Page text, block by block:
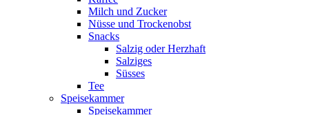
Milch und Zucker
Nüsse und Trockenobst
Snacks
Salzig oder Herzhaft
Salziges
Süsses
Tee
Speisekammer
Speisekammer